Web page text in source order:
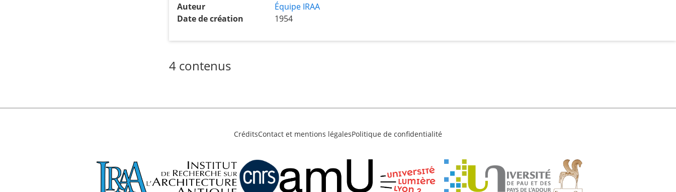
Auteur
Équipe IRAA
Date de création
1954
4 contenus
CréditsContact et mentions légalesPolitique de confidentialité